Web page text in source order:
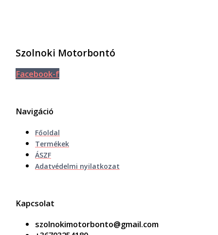
Szolnoki Motorbontó
Facebook-f
Navigáció
Főoldal
Termékek
ÁSZF
Adatvédelmi nyilatkozat
Kapcsolat
szolnokimotorbonto@gmail.com